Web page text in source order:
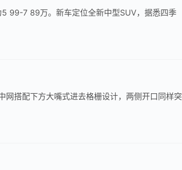
99-7 89万。新车定位全新中型SUV，据悉四季
搭配下方大嘴式进去格栅设计，两侧开口同样突